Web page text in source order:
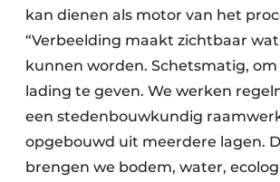
kan dienen als motor van het
“Verbeelding maakt zichtbaar
kunnen worden. Schetsmatig,
lading te geven. We werken
een stedenbouwkundig
opgebouwd uit meerdere lagen.
brengen we bodem, water,